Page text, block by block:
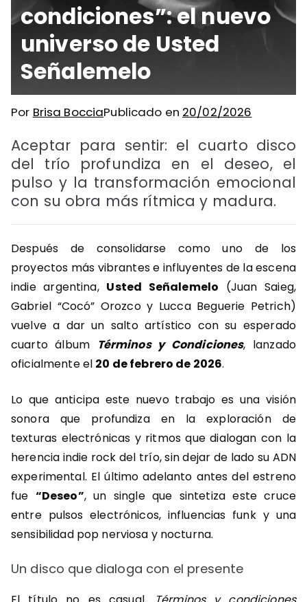
condiciones”: el nuevo
universo de Usted
Señalemelo
Por Brisa BocciaPublicado en 20/02/2026
Aceptar para sentir: el cuarto disco
del trío profundiza en el deseo, el
pulso y la transformación emocional
con su obra más rítmica y madura.
Después de consolidarse como uno de los
proyectos más vibrantes e influyentes de la escena
indie argentina, Usted Señalemelo (Juan Saieg,
Gabriel “Cocó” Orozco y Lucca Beguerie Petrich)
vuelve a dar un salto artístico con su esperado
cuarto álbum Términos y Condiciones, lanzado
oficialmente el 20 de febrero de 2026.
Lo que anticipa este nuevo trabajo es una visión
sonora que profundiza en la exploración de
texturas electrónicas y ritmos que dialogan con la
herencia indie rock del trío, sin dejar de lado su ADN
experimental. El último adelanto antes del estreno
fue “Deseo”, un single que sintetiza este cruce
entre pulsos electrónicos, influencias funk y una
sensibilidad pop nerviosa y nocturna.
Un disco que dialoga con el presente